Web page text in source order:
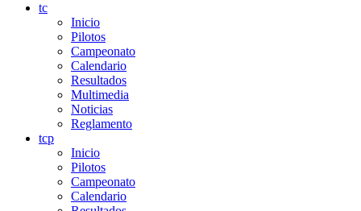
tc
Inicio
Pilotos
Campeonato
Calendario
Resultados
Multimedia
Noticias
Reglamento
tcp
Inicio
Pilotos
Campeonato
Calendario